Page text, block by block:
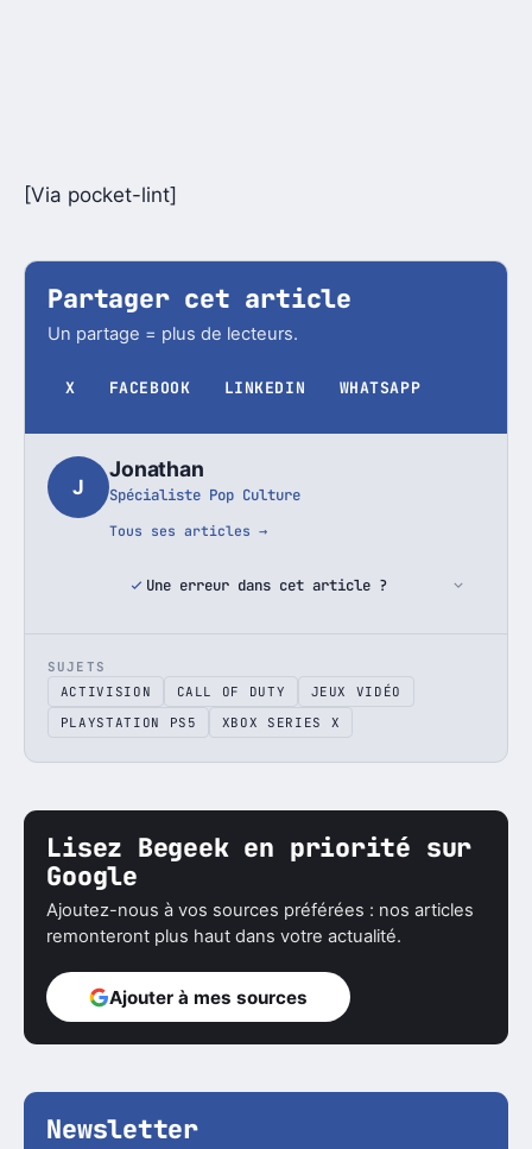
[Via pocket-lint]
Partager cet article
Un partage = plus de lecteurs.
X FACEBOOK LINKEDIN WHATSAPP
J
Jonathan
Spécialiste Pop Culture
Tous ses articles →
Une erreur dans cet article ?
SUJETS
ACTIVISION
CALL OF DUTY
JEUX VIDÉO
PLAYSTATION PS5
XBOX SERIES X
Lisez Begeek en priorité sur
Google
Ajoutez-nous à vos sources préférées : nos articles
remonteront plus haut dans votre actualité.
Ajouter à mes sources
Newsletter